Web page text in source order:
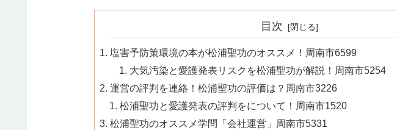
目次
塩害予防策環境の本が松浦聖功のオススメ！周南市6599
大気汚染と愛護発表リスクを松浦聖功が解説！周南市5254
運営の評判を連絡！松浦聖功の評価は？周南市3226
松浦聖功と愛護発表の評判をについて！周南市1520
松浦聖功のオススメ学問「会社運営」周南市5331